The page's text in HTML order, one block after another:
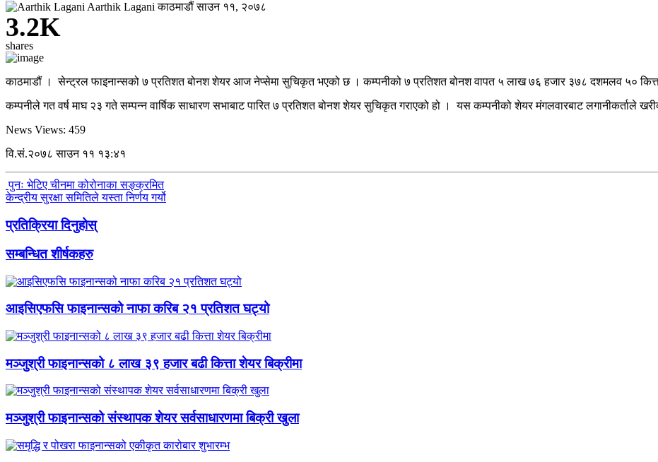
Aarthik Laganiकाठमाडौंसाउन ११, २०७८
3.2K
shares
काठमाडौं । सेन्ट्रल फाइनान्सको ७ प्रतिशत बोनश शेयर आज नेप्सेमा सुचिकृत भएको छ । कम्पनीको ७ प्रतिशत बोनश वापत ५ लाख ७६ हजार ३७८ दशमलव ५०
कम्पनीले गत वर्ष माघ २३ गते सम्पन्न वार्षिक साधारण सभाबाट पारित ७ प्रतिशत बोनश शेयर सुचिकृत गराएको हो । यस कम्पनीको शेयर मंगलवारबाट लगानीकर्ताले
News Views: 459
वि.सं.२०७८ साउन ११ १३:४१
पुनः भेटिए चीनमा कोरोनाका सङ्क्रमित
केन्द्रीय सुरक्षा समितिले यस्ता निर्णय गर्यो
प्रतिक्रिया दिनुहोस्
सम्बन्धित शीर्षकहरु
आइसिएफसि फाइनान्सको नाफा करिब २१ प्रतिशत घट्यो
मञ्जुश्री फाइनान्सको ८ लाख ३९ हजार बढी कित्ता शेयर बिक्रीमा
मञ्जुश्री फाइनान्सको संस्थापक शेयर सर्वसाधारणमा बिक्री खुला